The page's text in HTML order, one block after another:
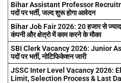
Bihar Assistant Professor
पदों पर भर्ती, जल्द शुरू होगा आवेदन
Bihar Job Fair 2026: 20 हजार से
कंपनी और क्षेत्रो में काम करने के मौका
SBI Clerk Vacancy 2026: Junior
पदों पर भर्ती, नोटिफिकेशन जारी
JSSC Inter Level Vacancy 2026:
Limit, Selection Process & Last